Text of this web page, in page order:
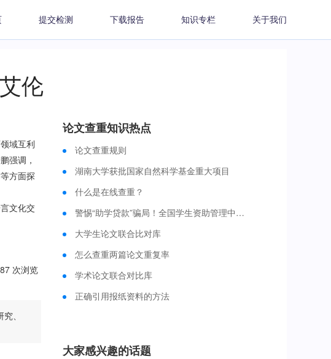
提交检测 下载报告 知识专栏 关于我们
伦
域互利
强调，
方面探
文化交
次浏览
、
论文查重知识热点
论文查重规则
湖南大学获批国家自然科学基金重大项目
什么是在线查重？
警惕“助学贷款”骗局！全国学生资助管理中心发布预警
大学生论文联合比对库
怎么查重两篇论文重复率
学术论文联合对比库
正确引用报纸资料的方法
大家感兴趣的话题